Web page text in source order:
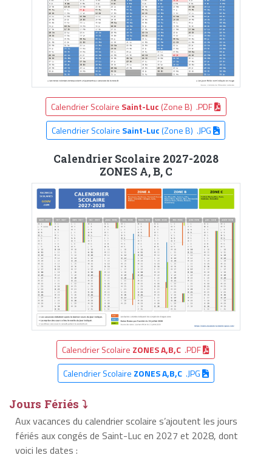
Calendrier Scolaire Saint-Luc (Zone B) .PDF
Calendrier Scolaire Saint-Luc(Zone B) .JPG
Calendrier Scolaire 2027-2028
ZONES A, B, C
Calendrier Scolaire ZONES A,B,C .PDF
Calendrier Scolaire ZONES A,B,C.JPG
Jours Fériés ⤵
Aux vacances du calendrier scolaire s’ajoutent les jours
fériés aux congés de Saint-Luc en 2027 et 2028, dont
voici les dates :